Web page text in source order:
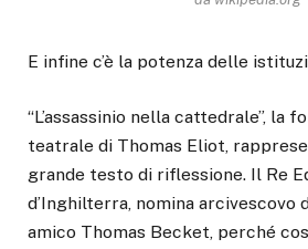
E infine c’è la potenza delle
“L’assassinio nella cattedrale”, la
teatrale di Thomas Eliot,
grande testo di riflessione. Il Re
d’Inghilterra, nomina arcivescovo
amico Thomas Becket, perché